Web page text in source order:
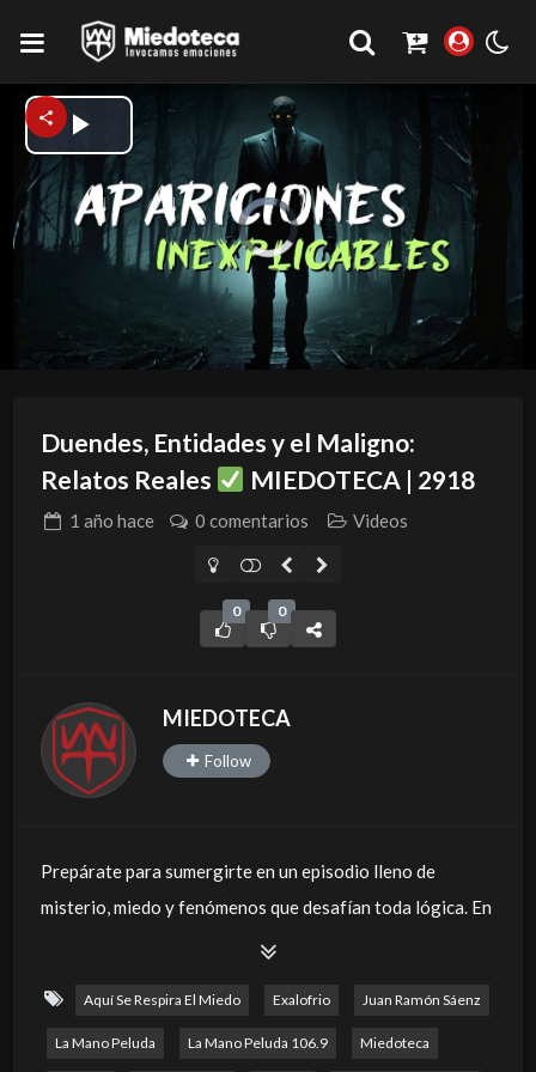
Video
Player
is
loading.
Play
Video
Duendes, Entidades y el Maligno:
Relatos Reales
MIEDOTECA | 2918
1 año hace 0 comentarios Videos
0 0
MIEDOTECA
Follow
Prepárate para sumergirte en un episodio lleno de
misterio, miedo y fenómenos que desafían toda lógica. En
este especial de relatos paranormales al estilo de La
impactantes experiencias reales que helarán tu sangre.
Desde bolas de fuego sobre casas y panteones, hasta
Aquí Se Respira El Miedo Exalofrio Juan Ramón Sáenz
La Mano Peluda La Mano Peluda 106.9 Miedoteca